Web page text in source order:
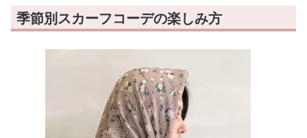
季節別スカーフコーデの楽しみ方